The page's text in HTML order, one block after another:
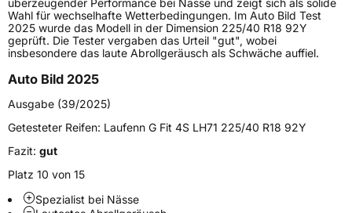
Höchstlast437 kg
FahrzeugtypPKW
VerwendungGanzjahresreifen
Modellname
FahrzeugartPKW & SUV
überzeugender Performance bei Nässe und zeigt sich als solide
Wahl für wechselhafte Wetterbedingungen. Im Auto Bild Test
2025 wurde das Modell in der Dimension 225/40 R18 92Y
geprüft. Die Tester vergaben das Urteil "gut", wobei
insbesondere das laute Abrollgeräusch als Schwäche auffiel.
Auto Bild 2025
Ausgabe (39/2025)
Getesteter Reifen: Laufenn G Fit 4S LH71 225/40 R18 92Y
Fazit: gut
Platz 10 von 15
Spezialist bei Nässe